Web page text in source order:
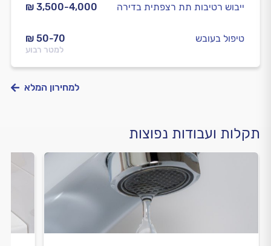
₪ 3,500-4,000 ייבוש רטיבות תת רצפתית בדירה
₪ 50-70
למטר רבוע
טיפול בעובש
למחירון המלא
תקלות ועבודות נפוצות